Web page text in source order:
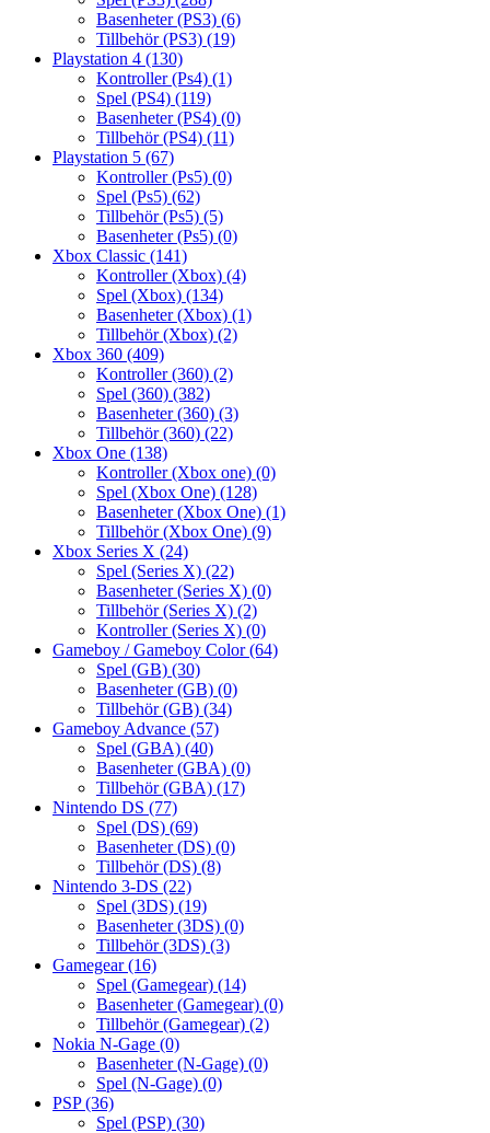
Basenheter (PS3) (6)
Tillbehör (PS3) (19)
Playstation 4 (130)
Kontroller (Ps4) (1)
Spel (PS4) (119)
Basenheter (PS4) (0)
Tillbehör (PS4) (11)
Playstation 5 (67)
Kontroller (Ps5) (0)
Spel (Ps5) (62)
Tillbehör (Ps5) (5)
Basenheter (Ps5) (0)
Xbox Classic (141)
Kontroller (Xbox) (4)
Spel (Xbox) (134)
Basenheter (Xbox) (1)
Tillbehör (Xbox) (2)
Xbox 360 (409)
Kontroller (360) (2)
Spel (360) (382)
Basenheter (360) (3)
Tillbehör (360) (22)
Xbox One (138)
Kontroller (Xbox one) (0)
Spel (Xbox One) (128)
Basenheter (Xbox One) (1)
Tillbehör (Xbox One) (9)
Xbox Series X (24)
Spel (Series X) (22)
Basenheter (Series X) (0)
Tillbehör (Series X) (2)
Kontroller (Series X) (0)
Gameboy / Gameboy Color(64)
Spel (GB) (30)
Basenheter (GB) (0)
Tillbehör (GB) (34)
Gameboy Advance (57)
Spel (GBA) (40)
Basenheter (GBA) (0)
Tillbehör (GBA) (17)
Nintendo DS (77)
Spel (DS) (69)
Basenheter (DS) (0)
Tillbehör (DS) (8)
Nintendo 3-DS (22)
Spel (3DS) (19)
Basenheter (3DS) (0)
Tillbehör (3DS) (3)
Gamegear(16)
Spel (Gamegear) (14)
Basenheter (Gamegear) (0)
Tillbehör (Gamegear) (2)
Nokia N-Gage (0)
Basenheter (N-Gage) (0)
Spel (N-Gage) (0)
PSP(36)
Spel (PSP) (30)